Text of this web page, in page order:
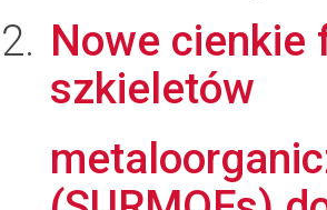
Nowe cienkie
szkieletów